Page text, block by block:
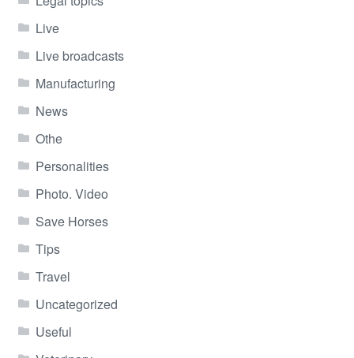
Live
Live broadcasts
Manufacturing
News
Othe
Personalities
Photo. Video
Save Horses
Tips
Travel
Uncategorized
Useful